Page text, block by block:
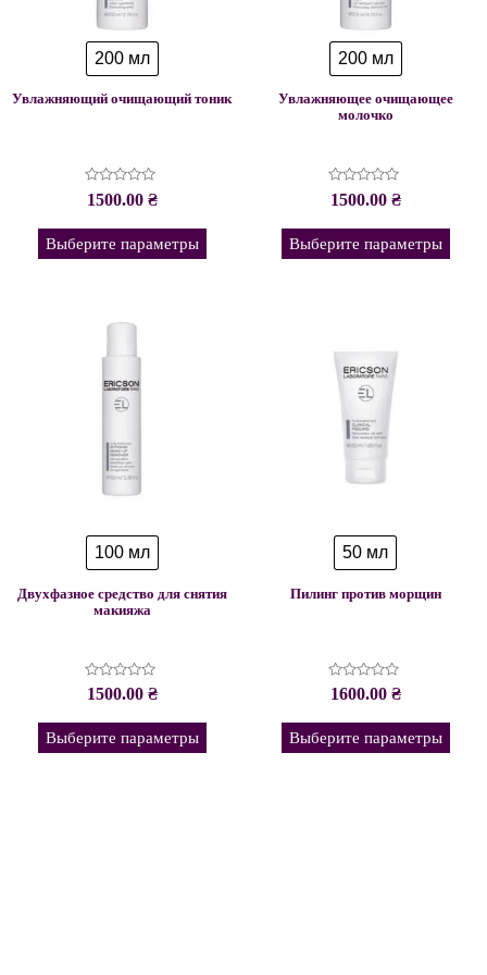
200 мл
Увлажняющий очищающий тоник
Оценка
0
1500.00 ₴
Выберите параметры
200 мл
Увлажняющее очищающее
молочко
Оценка
0
1500.00 ₴
Выберите параметры
100 мл
Двухфазное средство для снятия
макияжа
Оценка
0
1500.00 ₴
Выберите параметры
50 мл
Пилинг против морщин
Оценка
0
1600.00 ₴
Выберите параметры